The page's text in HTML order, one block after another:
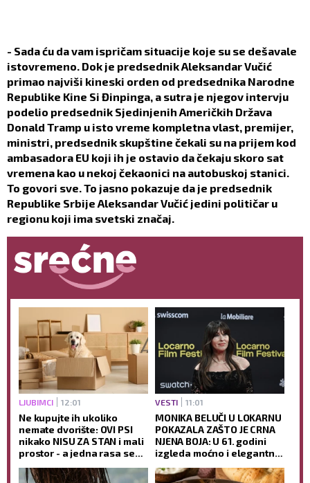
- Sada ću da vam ispričam situacije koje su se dešavale
istovremeno. Dok je predsednik Aleksandar Vučić
primao najviši kineski orden od predsednika Narodne
Republike Kine Si Đinpinga, a sutra je njegov intervju
podelio predsednik Sjedinjenih Američkih Država
Donald Tramp u isto vreme kompletna vlast, premijer,
ministri, predsednik skupštine čekali su na prijem kod
ambasadora EU koji ih je ostavio da čekaju skoro sat
vremena kao u nekoj čekaonici na autobuskoj stanici.
To govori sve. To jasno pokazuje da je predsednik
Republike Srbije Aleksandar Vučić jedini političar u
regionu koji ima svetski značaj.
LJUBIMCI 12:01
Ne kupujte ih ukoliko
nemate dvorište: OVI PSI
nikako NISU ZA STAN i mali
prostor - a jedna rasa se
temperamentna!
VESTI 11:01
MONIKA BELUČI U LOKARNU
POKAZALA ZAŠTO JE CRNA
NJENA BOJA: U 61. godini
izgleda moćno i elegantno,
komentarišu (FOTO)